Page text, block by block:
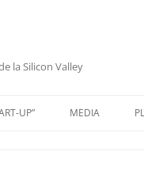
la Silicon Valley
UP” MEDIA